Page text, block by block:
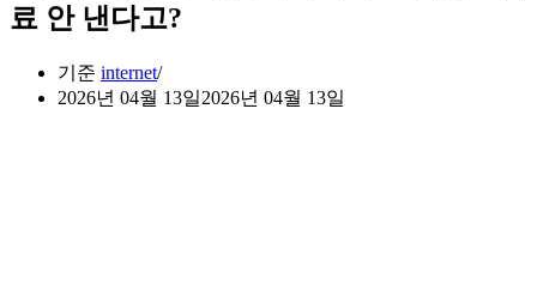
료 안 낸다고?
기준 internet
2026년 04월 13일2026년 04월 13일